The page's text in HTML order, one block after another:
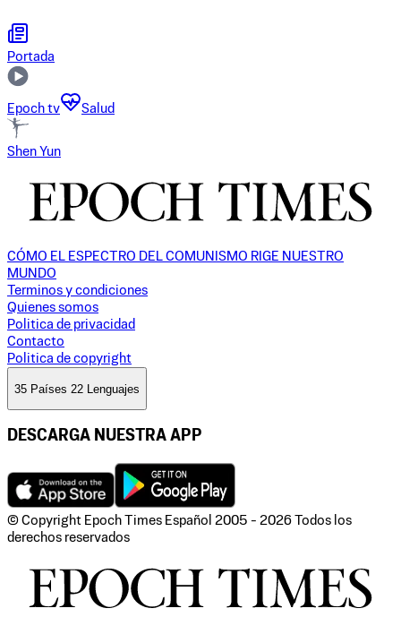
Portada
Epoch tv Salud
Shen Yun
CÓMO EL ESPECTRO DEL COMUNISMO RIGE NUESTRO
MUNDO
Terminos y condiciones
Quienes somos
Politica de privacidad
Contacto
Politica de copyright
35 Países 22 Lenguajes
DESCARGA NUESTRA APP
© Copyright Epoch Times Español 2005 - 2026 Todos los
derechos reservados